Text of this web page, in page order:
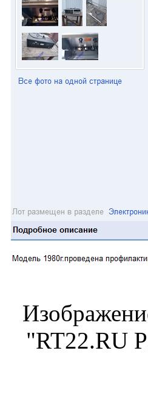
"RT22.RU